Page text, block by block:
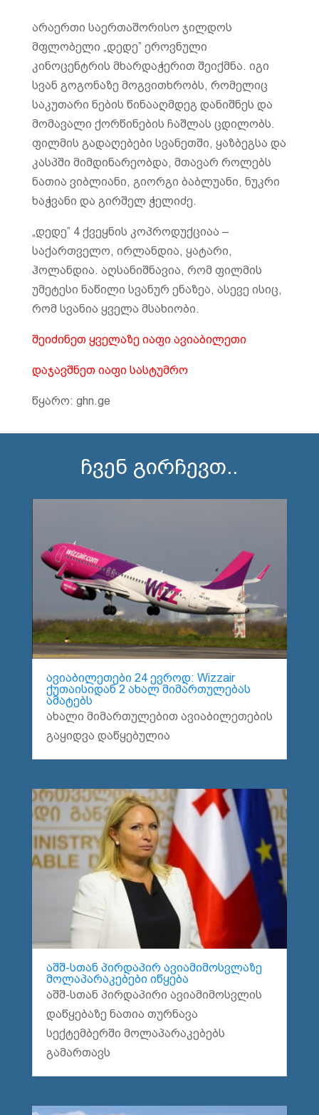
არაერთი საერთაშორისო ჯილდოს
მფლობელი „დედე” ეროვნული
კინოცენტრის მხარდაჭერით შეიქმნა. იგი
სვან გოგონაზე მოგვითხრობს, რომელიც
საკუთარი ნების წინააღმდეგ დანიშნეს და
მომავალი ქორწინების ჩაშლას ცდილობს.
ფილმის გადაღებები სვანეთში, ყაზბეგსა და
კასპში მიმდინარეობდა, მთავარ როლებს
ნათია ვიბლიანი, გიორგი ბაბლუანი, ნუკრი
ხაჭვანი და გირშელ ჭელიძე.
„დედე” 4 ქვეყნის კოპროდუქციაა –
საქართველო, ირლანდია, ყატარი,
ჰოლანდია. აღსანიშნავია, რომ ფილმის
უმეტესი ნაწილი სვანურ ენაზეა, ასევე ისიც,
რომ სვანია ყველა მსახიობი.
შეიძინეთ ყველაზე იაფი ავიაბილეთი
დაჯავშნეთ იაფი სასტუმრო
წყარო: ghn.ge
ჩვენ გირჩევთ..
ავიაბილეთები 24 ევროდ: Wizzair
ქუთაისიდან 2 ახალ მიმართულებას
ამატებს
ახალი მიმართულებით ავიაბილეთების
გაყიდვა დაწყებულია
აშშ-სთან პირდაპირ ავიამიმოსვლაზე
მოლაპარაკებები იწყება
აშშ-სთან პირდაპირი ავიამიმოსვლის
დაწყებაზე ნათია თურნავა
სექტემბერში მოლაპარაკებებს
გამართავს